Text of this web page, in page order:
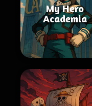
My Hero
Academia